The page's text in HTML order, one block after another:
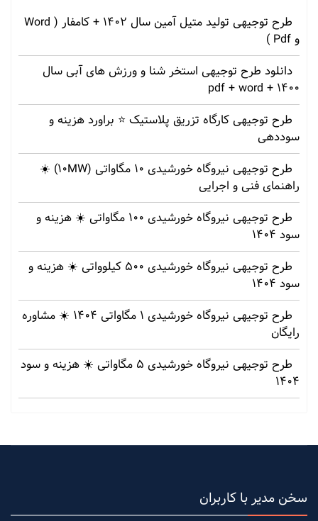
طرح توجیهی تولید متیل آمین سال 1402 + کامفار ( Word
و Pdf )
دانلود طرح توجیهی استخر شنا و ورزش های آبی سال
1400 + pdf + word
طرح توجیهی کارگاه تزریق پلاستیک ⭐ براورد هزینه و
سوددهی
طرح توجیهی نیروگاه خورشیدی 10 مگاواتی (10MW) ☀️
راهنمای فنی و اجرایی
طرح توجیهی نیروگاه خورشیدی 100 مگاواتی ☀️ هزینه‌ و
سود 1404
طرح توجیهی نیروگاه خورشیدی 500 کیلوواتی ☀️ هزینه‌ و
سود 1404
طرح توجیهی نیروگاه خورشیدی 1 مگاواتی 1404 ☀️ مشاوره
رایگان
طرح توجیهی نیروگاه خورشیدی 5 مگاواتی ☀️ هزینه‌ و سود
1404
سخن مدیر با کاربران